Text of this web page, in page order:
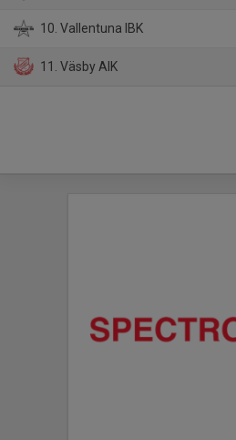
10. Vallentuna IBK
11. Väsby AIK